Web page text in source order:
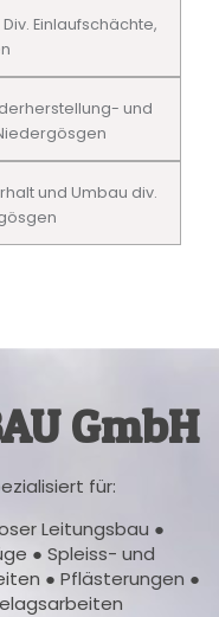
Einlaufschächte,
und
und Umbau div.
GmbH
für:
Leitungsbau ●
● Spleiss- und
● Pflästerungen ●